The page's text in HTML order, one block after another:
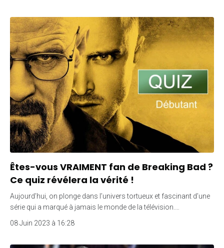
Êtes-vous VRAIMENT fan de Breaking Bad ?
Ce quiz révélera la vérité !
Aujourd’hui, on plonge dans l’univers tortueux et fascinant d’une
série qui a marqué à jamais le monde de la télévision.…
08 Juin 2023 à 16:28